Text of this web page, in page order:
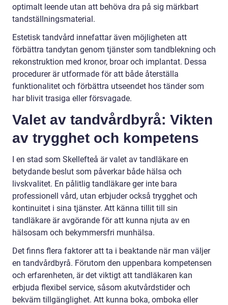
optimalt leende utan att behöva dra på sig märkbart
tandställningsmaterial.
Estetisk tandvård innefattar även möjligheten att
förbättra tandytan genom tjänster som tandblekning och
rekonstruktion med kronor, broar och implantat. Dessa
procedurer är utformade för att både återställa
funktionalitet och förbättra utseendet hos tänder som
har blivit trasiga eller försvagade.
Valet av tandvårdbyrå: Vikten
av trygghet och kompetens
I en stad som Skellefteå är valet av tandläkare en
betydande beslut som påverkar både hälsa och
livskvalitet. En pålitlig tandläkare ger inte bara
professionell vård, utan erbjuder också trygghet och
kontinuitet i sina tjänster. Att känna tillit till sin
tandläkare är avgörande för att kunna njuta av en
hälsosam och bekymmersfri munhälsa.
Det finns flera faktorer att ta i beaktande när man väljer
en tandvårdbyrå. Förutom den uppenbara kompetensen
och erfarenheten, är det viktigt att tandläkaren kan
erbjuda flexibel service, såsom akutvårdstider och
bekväm tillgänglighet. Att kunna boka, omboka eller